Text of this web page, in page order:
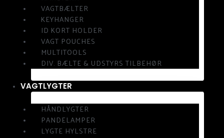
VAGTBÆLTER
KEYHANGER
ID KORT HOLDER
VAGT POUCHES
MULTITOOLS
DIV. BÆLTE & UDSTYRS TILBEHØR
VAGTLYGTER
HÅNDLYGTER
PANDELAMPER
LYGTE HYLSTRE